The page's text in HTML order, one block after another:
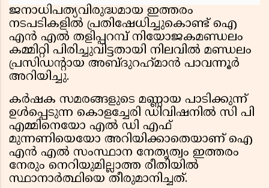
ജനാധിപത്യവിരുദ്ധമായ ഇത്തരം
നടപടികളിൽ പ്രതിഷേധിച്ചുകൊണ്ട് ഐ
എൻ എൽ തളിപ്പറമ്പ് നിയോജകമണ്ഡലം
കമ്മിറ്റി പിരിച്ചുവിട്ടതായി നിലവിൽ മണ്ഡലം
പ്രസിഡന്റായ അബ്ദുറഹ്‌മാൻ പാവന്നൂർ
അറിയിച്ചു.
കർഷക സമരങ്ങളുടെ മണ്ണായ പാടിക്കുന്ന്
ഉൾപ്പെടുന്ന കൊളച്ചേരി ഡിവിഷനിൽ സി പി
എമ്മിനെയോ എൽ ഡി എഫ്
മുന്നണിയെയോ അറിയിക്കാതെയാണ് ഐ
എൻ എൽ സംസ്ഥാന നേതൃത്വം ഇത്തരം
നേരും നെറിയുമില്ലാത്ത രീതിയിൽ
സ്ഥാനാർത്ഥിയെ തീരുമാനിച്ചത്.